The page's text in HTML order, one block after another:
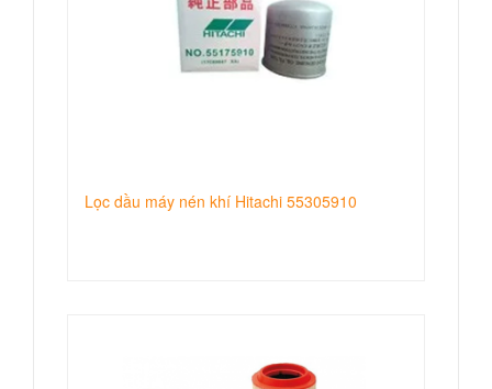
Lọc dầu máy nén khí Hitachi 55305910